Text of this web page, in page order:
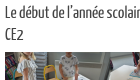
Le début de l’année
CE2